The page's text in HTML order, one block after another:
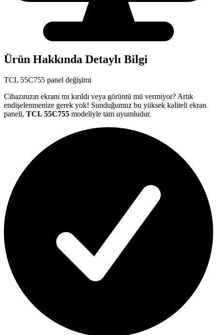
Ürün Hakkında Detaylı Bilgi
TCL 55C755 panel değişimi
Cihazınızın ekranı mı kırıldı veya görüntü mü vermiyor? Artık
endişelenmenize gerek yok! Sunduğumuz bu yüksek kaliteli ekran
paneli, TCL 55C755 modeliyle tam uyumludur.